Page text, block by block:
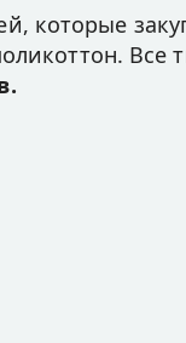
которые
Все